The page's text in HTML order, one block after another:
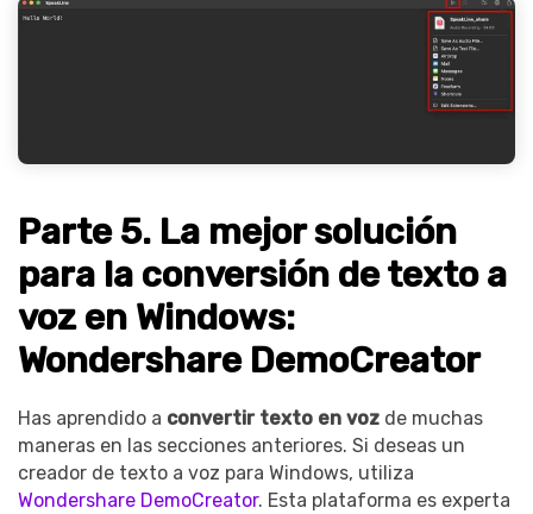
Parte 5. La mejor solución
para la conversión de texto a
voz en Windows:
Wondershare DemoCreator
Has aprendido a convertir texto en voz de muchas
maneras en las secciones anteriores. Si deseas un
creador de texto a voz para Windows, utiliza
Wondershare DemoCreator. Esta plataforma es experta